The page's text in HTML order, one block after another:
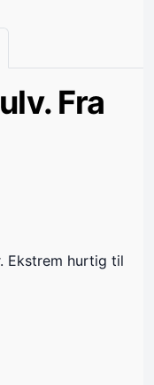
Fra
Ekstrem hurtig til